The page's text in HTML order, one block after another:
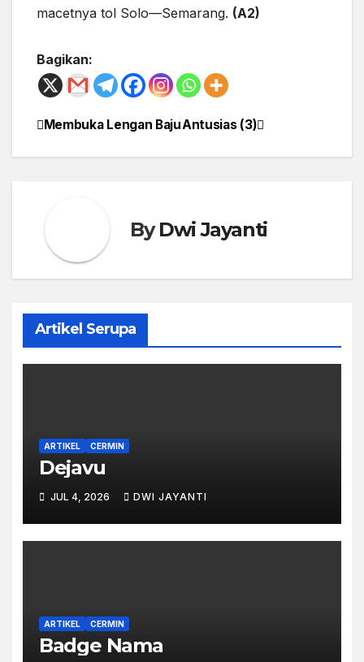
macetnya tol Solo—Semarang. (A2)
Bagikan:
Post
navigation
Antusias (3)
Membuka Lengan Baju
ByDwi Jayanti
Artikel Serupa
ARTIKEL CERMIN
Dejavu
JUL 4, 2026 DWI JAYANTI
ARTIKEL CERMIN
Badge Nama